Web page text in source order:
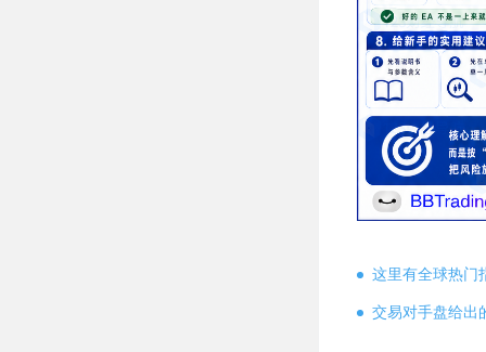
这里有全球热门
交易对手盘给出